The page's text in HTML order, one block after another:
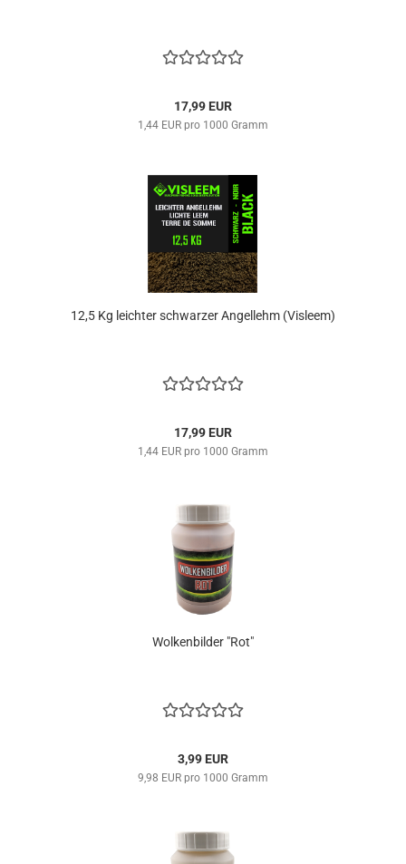
17,99 EUR
1,44 EUR pro 1000 Gramm
12,5 Kg leichter schwarzer Angellehm (Visleem)
17,99 EUR
1,44 EUR pro 1000 Gramm
Wolkenbilder "Rot"
3,99 EUR
9,98 EUR pro 1000 Gramm